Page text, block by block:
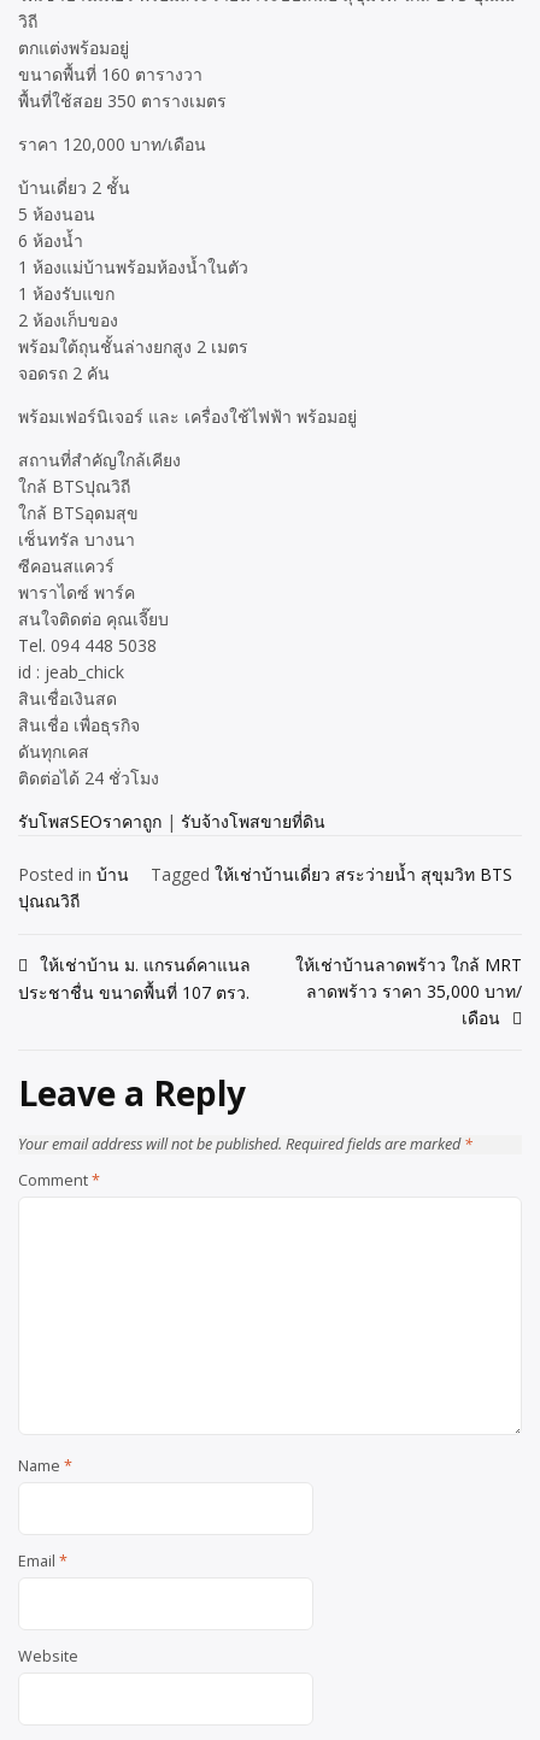
วิถี
ตกแต่งพร้อมอยู่
ขนาดพื้นที่ 160 ตารางวา
พื้นที่ใช้สอย 350 ตารางเมตร
ราคา 120,000 บาท/เดือน
บ้านเดี่ยว 2 ชั้น
5 ห้องนอน
6 ห้องน้ำ
1 ห้องแม่บ้านพร้อมห้องน้ำในตัว
1 ห้องรับแขก
2 ห้องเก็บของ
พร้อมใต้ถุนชั้นล่างยกสูง 2 เมตร
จอดรถ 2 คัน
พร้อมเฟอร์นิเจอร์ และ เครื่องใช้ไฟฟ้า พร้อมอยู่
สถานที่สำคัญใกล้เคียง
ใกล้ BTSปุณวิถี
ใกล้ BTSอุดมสุข
เซ็นทรัล บางนา
ซีคอนสแควร์
พาราไดซ์ พาร์ค
สนใจติดต่อ คุณเจี๊ยบ
Tel. 094 448 5038
id : jeab_chick
สินเชื่อเงินสด
สินเชื่อ เพื่อธุรกิจ
ดันทุกเคส
ติดต่อได้ 24 ชั่วโมง
รับโพสSEOราคาถูก | รับจ้างโพสขายที่ดิน
Posted in บ้าน Tagged ให้เช่าบ้านเดี่ยว สระว่ายน้ำ สุขุมวิท BTS
ปุณณวิถี
Post
navigation
ให้เช่าบ้าน ม. แกรนด์คาแนล
ประชาชื่น ขนาดพื้นที่ 107 ตรว.
ให้เช่าบ้านลาดพร้าว ใกล้ MRT
ลาดพร้าว ราคา 35,000 บาท/
เดือน
Leave a Reply
Your email address will not be published. Required fields are marked*
Comment*
Name *
Email *
Website